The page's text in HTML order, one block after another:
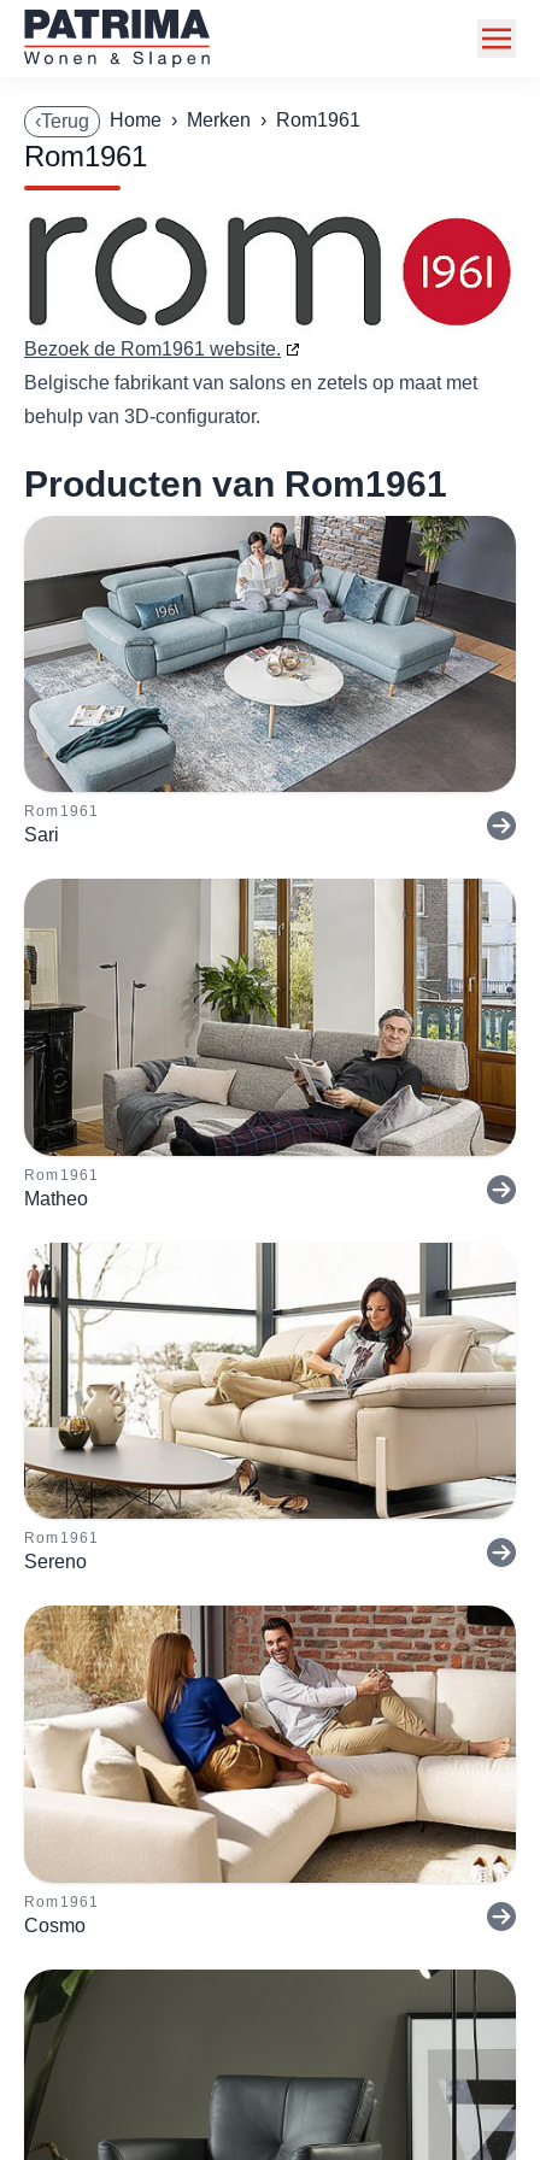
Toonzaalmodellen
Acties
Merken
Info
Contact
‹Terug Home › Merken › Rom1961
Rom1961
Bezoek de Rom1961 website.
Belgische fabrikant van salons en zetels op maat met
behulp van 3D-configurator.
Producten van Rom1961
Rom1961
Sari
Rom1961
Matheo
Rom1961
Sereno
Rom1961
Cosmo